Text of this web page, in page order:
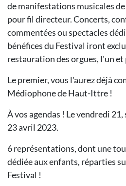
de manifestations musicales
pour fil directeur. Concerts,
commentées ou spectacles
bénéfices du Festival iront
restauration des orgues, l'un et
Le premier, vous l'aurez déjà
Médiophone de Haut-Ittre !
À vos agendas ! Le vendredi
23 avril 2023.
6 représentations, dont une
dédiée aux enfants, réparties
Festival !